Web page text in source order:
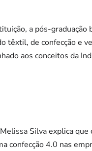
a pós-
têxtil, de confecção e
aos conceitos da
Silva explica
confecção 4.0 nas